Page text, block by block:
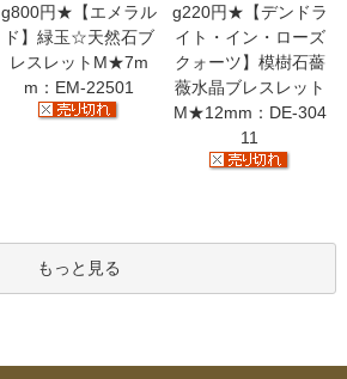
g800円★【エメラル
ド】緑玉☆天然石ブ
レスレットM★7m
m：EM-22501
g220円★【デンドラ
イト・イン・ローズ
クォーツ】模樹石薔
薇水晶ブレスレット
M★12mm：DE-304
11
もっと見る